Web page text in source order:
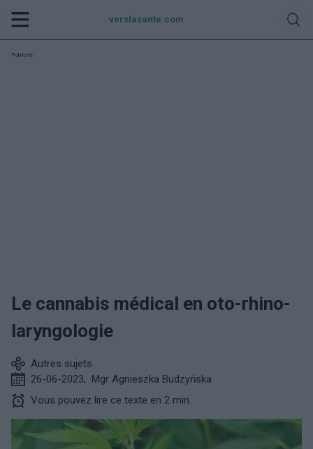
verslasante.com
Publicité:
Le cannabis médical en oto-rhino-
laryngologie
Autres sujets
26-06-2023, Mgr Agnieszka Budzyńska
Vous pouvez lire ce texte en 2 min.